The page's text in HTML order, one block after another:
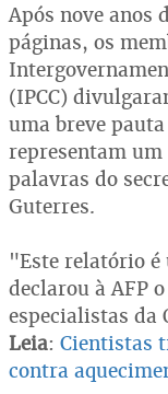
Após nove anos
páginas, os
(IPCC)
uma breve
representam
palavras do
Guterres.
"Este relatório é
declarou à AFP
especialistas da
Leia: Cientistas
contra